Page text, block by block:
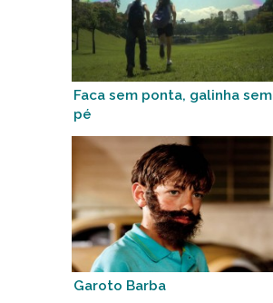
Faca sem ponta, galinha sem
pé
Garoto Barba